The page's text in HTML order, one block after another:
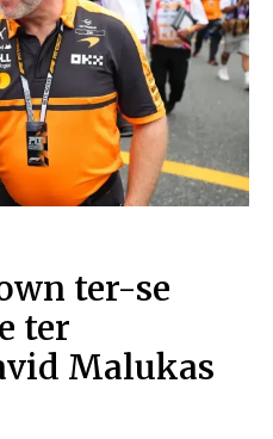
ter-se
ter
Malukas